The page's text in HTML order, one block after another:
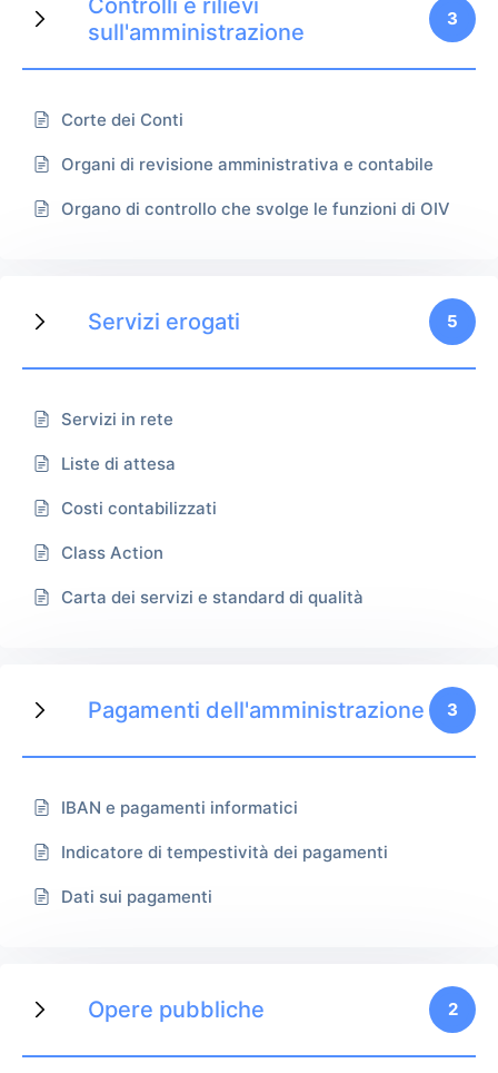
sull'amministrazione
3
Corte dei Conti
Organi di revisione amministrativa e contabile
Organo di controllo che svolge le funzioni di OIV
Servizi erogati 5
Servizi in rete
Liste di attesa
Costi contabilizzati
Class Action
Carta dei servizi e standard di qualità
Pagamenti dell'amministrazione 3
IBAN e pagamenti informatici
Indicatore di tempestività dei pagamenti
Dati sui pagamenti
Opere pubbliche 2